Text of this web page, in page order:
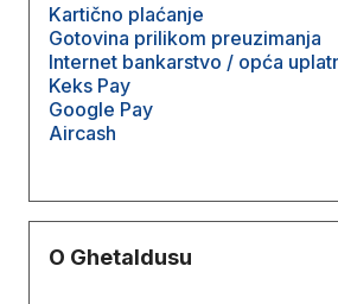
Kartično plaćanje
Gotovina prilikom preuzimanja
Internet bankarstvo / opća
Keks Pay
Google Pay
Aircash
O Ghetaldusu